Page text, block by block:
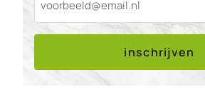
inschrijven